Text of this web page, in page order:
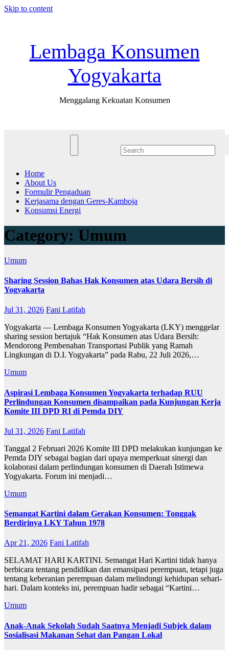
Skip to content
Lembaga Konsumen
Yogyakarta
Menggalang Kekuatan Konsumen
Home
About Us
Formulir Pengaduan
Kerjasama dengan Geres-Kamboja
Konsumsi Energi
Category: Umum
Umum
Sharing Session Bahas Hak Konsumen atas Udara Bersih di
Yogyakarta
Jul 31, 2026 Fani Latifah
Yogyakarta — Lembaga Konsumen Yogyakarta (LKY) menggelar
sharing session bertajuk “Hak Konsumen atas Udara Bersih:
Mendorong Pembenahan Transportasi Publik yang Ramah
Lingkungan di D.I. Yogyakarta” pada Rabu, 22 Juli 2026,…
Umum
Aspirasi Lembaga Konsumen Yogyakarta terhadap RUU
Perlindungan Konsumen disampaikan pada Kunjungan Kerja
Komite III DPD RI di Pemda DIY
Jul 31, 2026 Fani Latifah
Tanggal 2 Februari 2026 Komite III DPD melakukan kunjungan ke
Pemda DIY sebagai bagian dari upaya memperkuat sinergi dan
kolaborasi dalam perlindungan konsumen di Daerah Istimewa
Yogyakarta. Forum ini menjadi…
Umum
Semangat Kartini dalam Gerakan Konsumen: Tonggak
Berdirinya LKY Tahun 1978
Apr 21, 2026 Fani Latifah
SELAMAT HARI KARTINI. Semangat Hari Kartini tidak hanya
berbicara tentang pendidikan dan emansipasi perempuan, tetapi juga
tentang keberanian perempuan dalam melindungi kehidupan sehari-
hari. Dalam konteks ini, perempuan hadir sebagai “Kartini…
Umum
Anak-Anak Sekolah Sudah Saatnya Menjadi Subjek dalam
Sosialisasi Makanan Sehat dan Pangan Lokal